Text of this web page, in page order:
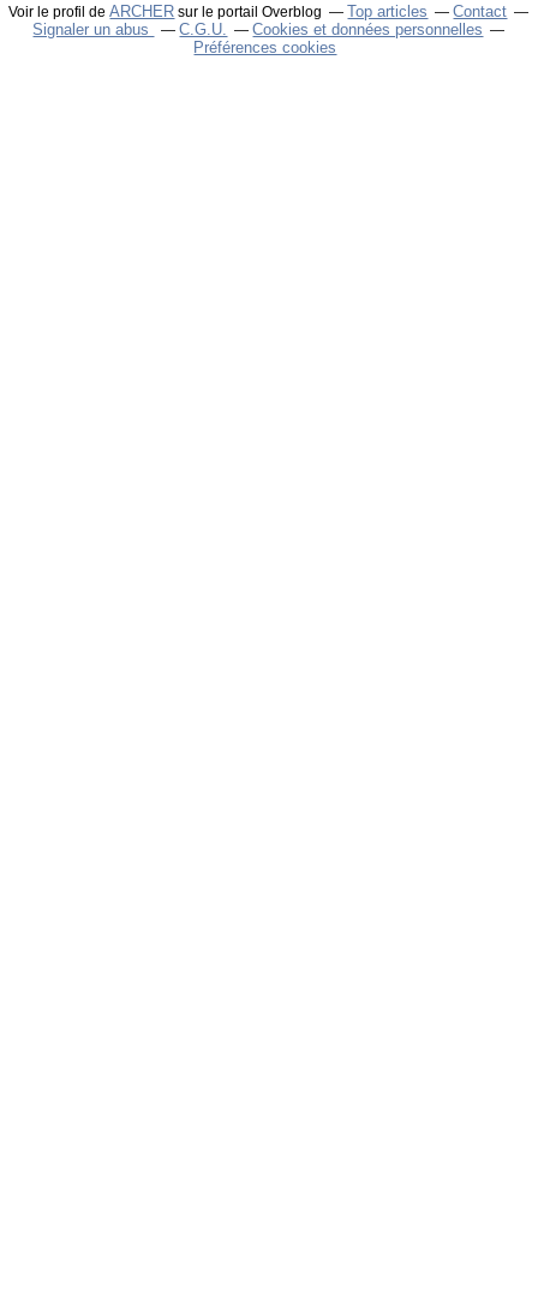
Voir le profil deARCHER sur le portail Overblog Top articles
Contact
Signaler un abus
C.G.U.
Cookies et données personnelles
Préférences cookies